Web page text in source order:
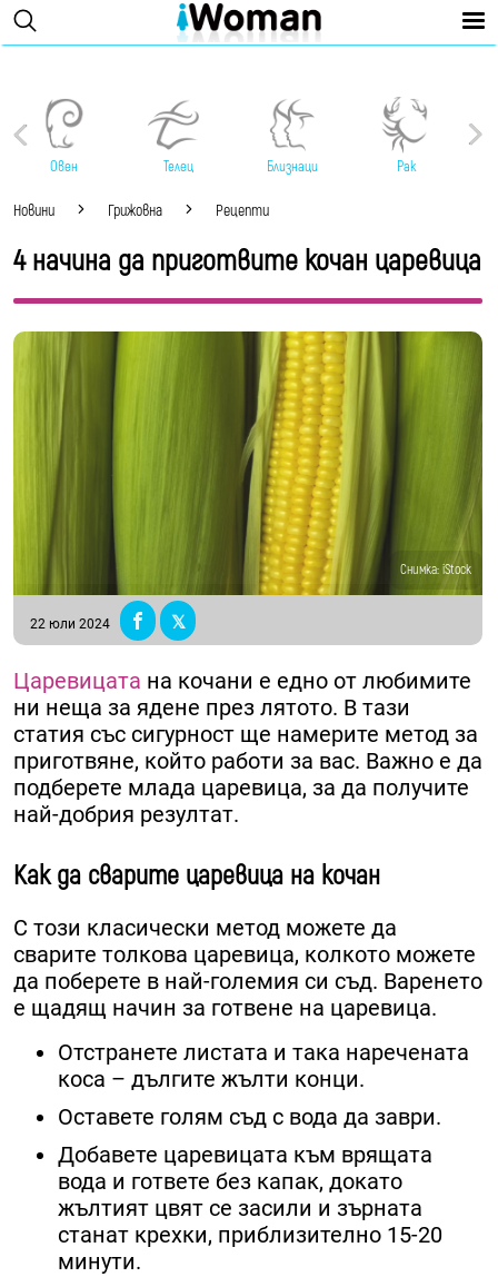
Овен Телец Близнаци Рак
Новини Грижовна Рецепти
4 начина да приготвите кочан царевица
Снимка: iStock
22 юли 2024
Царевицата на кочани е едно от любимите
ни неща за ядене през лятото. В тази
статия със сигурност ще намерите метод за
приготвяне, който работи за вас. Важно е да
подберете млада царевица, за да получите
най-добрия резултат.
Как да сварите царевица на кочан
С този класически метод можете да
сварите толкова царевица, колкото можете
да поберете в най-големия си съд. Варенето
е щадящ начин за готвене на царевица.
Отстранете листата и така наречената
коса – дългите жълти конци.
Оставете голям съд с вода да заври.
Добавете царевицата към врящата
вода и гответе без капак, докато
жълтият цвят се засили и зърната
станат крехки, приблизително 15-20
минути.